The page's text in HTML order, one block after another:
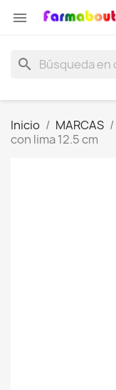

search
Inicio MARCAS
con lima 12.5 cm